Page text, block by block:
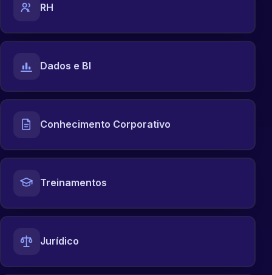
RH
Dados e BI
Conhecimento Corporativo
Treinamentos
Jurídico